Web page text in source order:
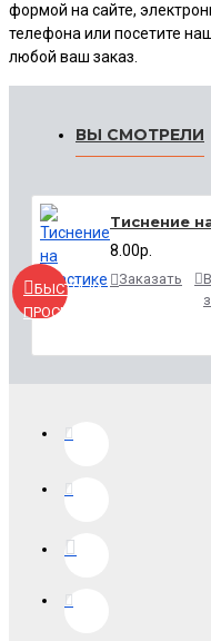
формой на сайте,
телефона или посетите
любой ваш заказ.
ВЫ СМОТРЕЛИ
БЫСТРЫЙ
ПРОСМОТР
Тиснение
8.00р.
Заказать
В